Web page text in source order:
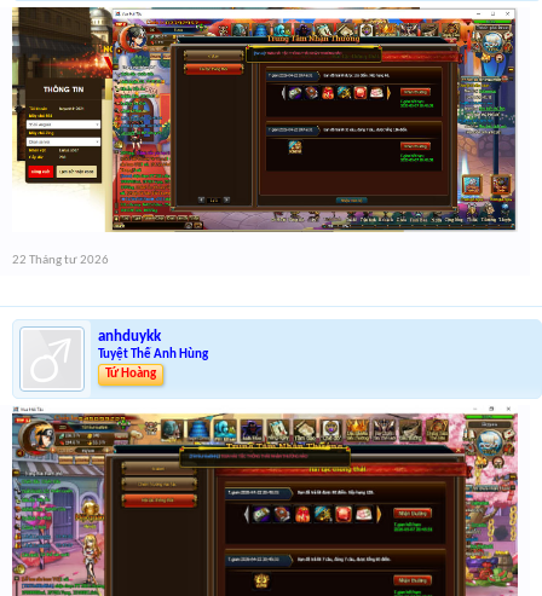
22 Tháng tư 2026
anhduykk
Tuyệt Thế Anh Hùng
Tứ Hoàng